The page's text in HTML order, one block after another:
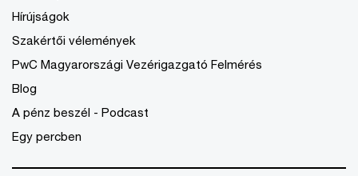
Hírújságok
Szakértői vélemények
PwC Magyarországi Vezérigazgató Felmérés
Blog
A pénz beszél - Podcast
Egy percben